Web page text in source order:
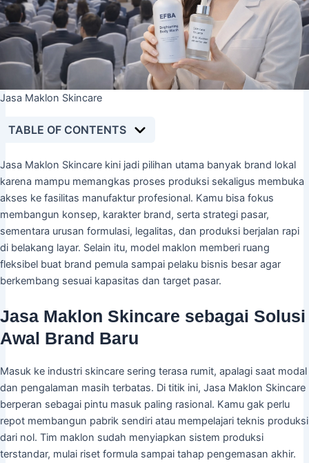
Jasa Maklon Skincare
TABLE OF CONTENTS
Jasa Maklon Skincare kini jadi pilihan utama banyak brand lokal
karena mampu memangkas proses produksi sekaligus membuka
akses ke fasilitas manufaktur profesional. Kamu bisa fokus
membangun konsep, karakter brand, serta strategi pasar,
sementara urusan formulasi, legalitas, dan produksi berjalan rapi
di belakang layar. Selain itu, model maklon memberi ruang
fleksibel buat brand pemula sampai pelaku bisnis besar agar
berkembang sesuai kapasitas dan target pasar.
Jasa Maklon Skincare sebagai Solusi
Awal Brand Baru
Masuk ke industri skincare sering terasa rumit, apalagi saat modal
dan pengalaman masih terbatas. Di titik ini, Jasa Maklon Skincare
berperan sebagai pintu masuk paling rasional. Kamu gak perlu
repot membangun pabrik sendiri atau mempelajari teknis produksi
dari nol. Tim maklon sudah menyiapkan sistem produksi
terstandar, mulai riset formula sampai tahap pengemasan akhir.